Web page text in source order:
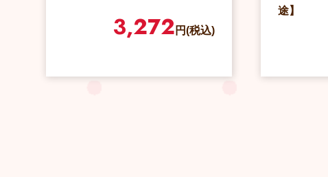
3,272 円(税込)
途】